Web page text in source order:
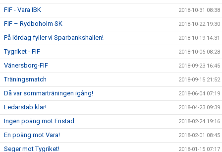
FIF - Vara IBK 2018-10-31 08:38
FIF – Rydboholm SK 2018-10-22 19:30
På lördag fyller vi Sparbankshallen! 2018-10-19 14:31
Tygriket - FIF 2018-10-06 08:28
Vänersborg-FIF 2018-09-23 16:45
Träningsmatch 2018-09-15 21:52
Då var sommarträningen igång! 2018-06-04 07:19
Ledarstab klar! 2018-04-23 09:39
Ingen poäng mot Fristad 2018-02-24 19:16
En poäng mot Vara! 2018-02-01 08:45
Seger mot Tygriket! 2018-01-15 07:17